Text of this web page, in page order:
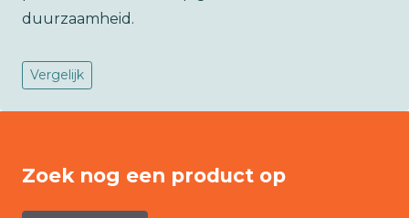
duurzaamheid.
Vergelijk
Zoek nog een product op